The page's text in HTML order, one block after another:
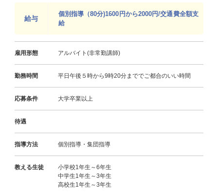
給与
個別指導（80分)1600円から2000円/交通費全額支
給
雇用形態 アルバイト(非常勤講師)
勤務時間 平日午後５時から9時20分まででご都合のいい時間
応募条件 大学卒業以上
待遇
指導方法 個別指導・集団指導
教える生徒
小学校1年生～6年生
中学生1年生～3年生
高校生1年生～3年生